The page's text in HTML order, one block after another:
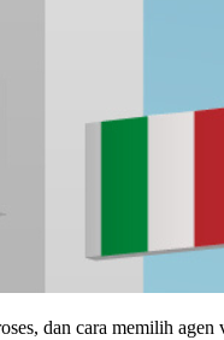
dan cara memilih agen